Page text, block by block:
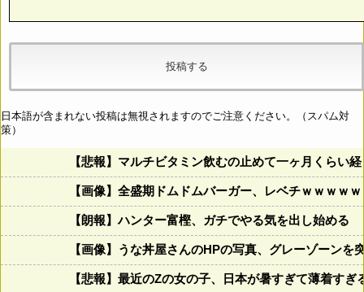
日本語が含まれない投稿は無視されますのでご注意ください。（スパム対
策）
【悲報】マルチビタミン飲むの止めて一ヶ月くらい
【画像】全盛期ドムドムバーガー、レベチｗｗｗｗ
【朗報】ハンター富樫、ガチでやる気を出し始める
【画像】うな丼屋さんのHPの写真、グレーゾーンを
【悲報】最近のZの女の子、日本が暑すぎて薄着すぎ